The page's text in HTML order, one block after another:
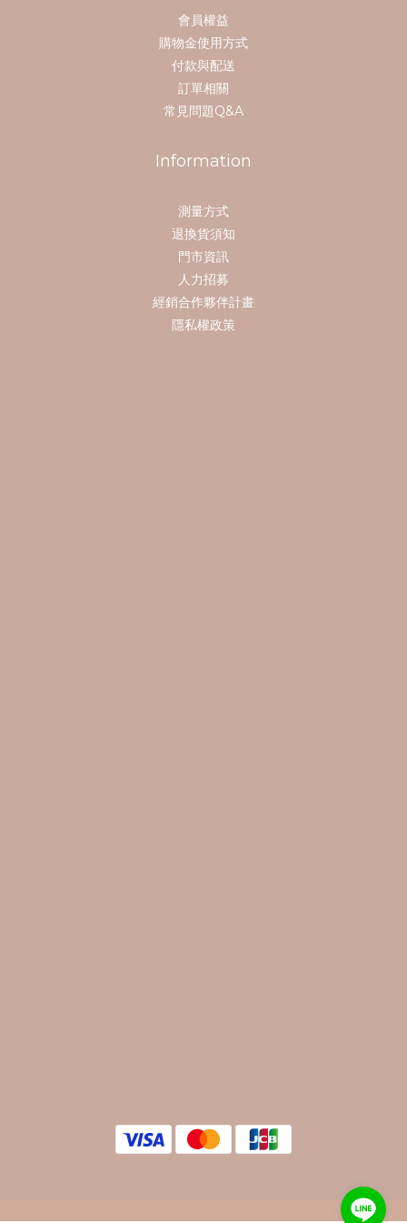
會員權益
購物金使用方式
付款與配送
訂單相關
常見問題Q&A
Information
測量方式
退換貨須知
門市資訊
人力招募
經銷合作夥伴計畫
隱私權政策